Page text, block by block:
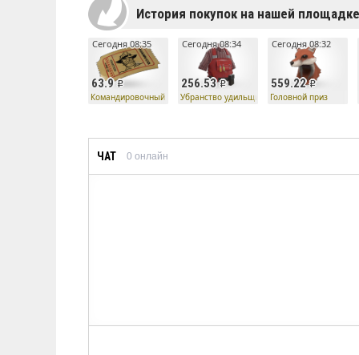
История покупок на нашей площадке
63.9
Сегодня 08:35
Командировочный билет
256.53
Сегодня 08:34
Убранство удильщика
559.22
Сегодня 08:32
Головной приз
ЧАТ 0 онлайн